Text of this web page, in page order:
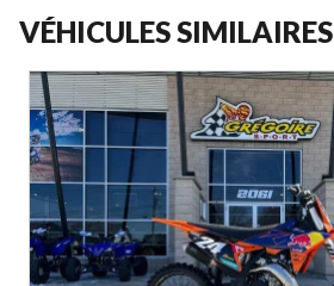
VÉHICULES SIMILAIRES